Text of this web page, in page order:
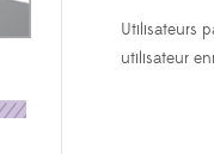
Utilisateurs
utilisateur